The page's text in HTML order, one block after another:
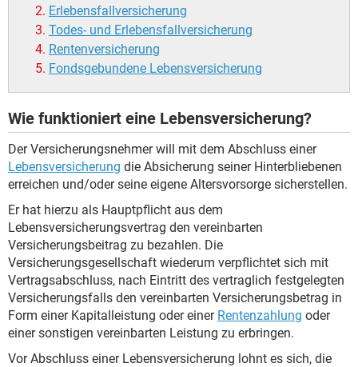
Erlebensfallversicherung
Todes- und Erlebensfallversicherung
Rentenversicherung
Fondsgebundene Lebensversicherung
Wie funktioniert eine Lebensversicherung?
Der Versicherungsnehmer will mit dem Abschluss einer
Lebensversicherung die Absicherung seiner Hinterbliebenen
erreichen und/oder seine eigene Altersvorsorge sicherstellen.
Er hat hierzu als Hauptpflicht aus dem
Lebensversicherungsvertrag den vereinbarten
Versicherungsbeitrag zu bezahlen. Die
Versicherungsgesellschaft wiederum verpflichtet sich mit
Vertragsabschluss, nach Eintritt des vertraglich festgelegten
Versicherungsfalls den vereinbarten Versicherungsbetrag in
Form einer Kapitalleistung oder einer Rentenzahlung oder
einer sonstigen vereinbarten Leistung zu erbringen.
Vor Abschluss einer Lebensversicherung lohnt es sich, die